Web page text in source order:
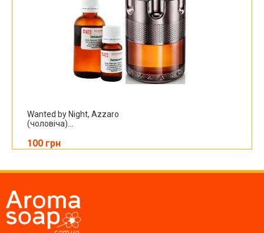
Wanted by Night, Azzaro
(чоловіча)...
100 грн